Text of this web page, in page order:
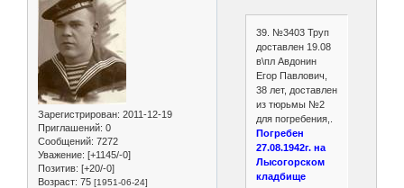
Зарегистрирован: 2011-12-19
Приглашений: 0
Сообщений: 7272
Уважение: [+1145/-0]
Позитив: [+20/-0]
Возраст: 75 [1951-06-24]
39. №3403 Труп
доставлен 19.08
в\пл Авдонин
Егор Павлович,
38 лет, доставлен
из тюрьмы №2
для погребения,.
Погребен
27.08.1942г. на
Лысогорском
кладбище